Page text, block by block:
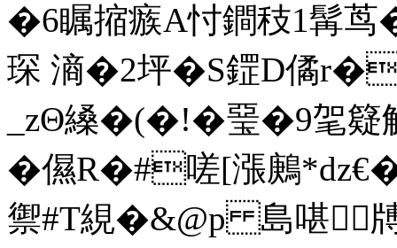
�6瞩摍瘯A忖鐧秓1髯
琛 滳�2坪�S鎠D僪
_zΘ縔�(�!�琧�9毠
�儑R�#嗟[漲鶊
禦#T絸�&@p 島啿╆